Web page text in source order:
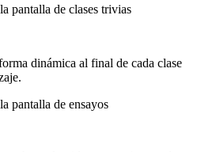
dinámica al final de cada clase